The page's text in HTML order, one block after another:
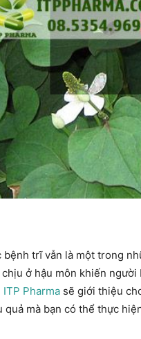
bệnh trĩ vẫn là một trong
chịu ở hậu môn khiến
ITP Pharma sẽ giới thiệu
quả mà bạn có thể thực